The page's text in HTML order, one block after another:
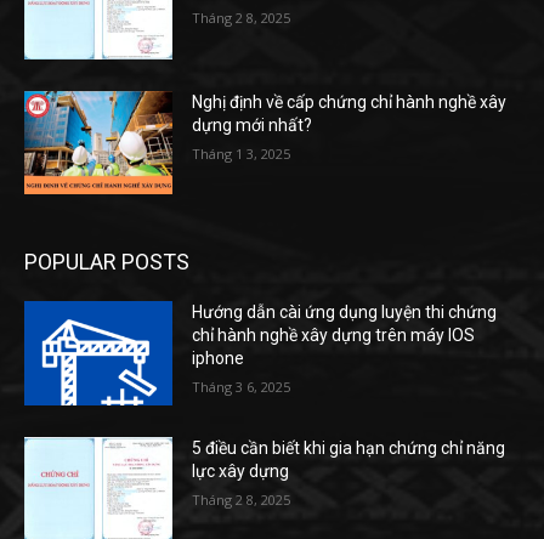
Tháng 2 8, 2025
Nghị định về cấp chứng chỉ hành nghề xây
dựng mới nhất?
Tháng 1 3, 2025
POPULAR POSTS
Hướng dẫn cài ứng dụng luyện thi chứng
chỉ hành nghề xây dựng trên máy IOS
iphone
Tháng 3 6, 2025
5 điều cần biết khi gia hạn chứng chỉ năng
lực xây dựng
Tháng 2 8, 2025